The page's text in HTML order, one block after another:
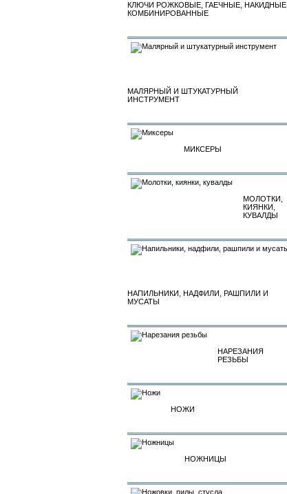
КЛЮЧИ РОЖКОВЫЕ, ГАЕЧНЫЕ, НАКИДНЫЕ,
КОМБИНИРОВАННЫЕ
МАЛЯРНЫЙ И ШТУКАТУРНЫЙ
ИНСТРУМЕНТ
МИКСЕРЫ
МОЛОТКИ,
КИЯНКИ,
КУВАЛДЫ
НАПИЛЬНИКИ, НАДФИЛИ, РАШПИЛИ И
МУСАТЫ
НАРЕЗАНИЯ
РЕЗЬБЫ
НОЖИ
НОЖНИЦЫ